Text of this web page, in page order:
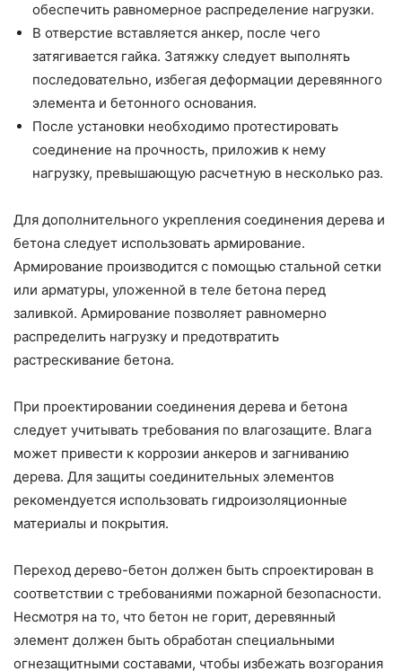
обеспечить равномерное распределение нагрузки.
В отверстие вставляется анкер, после чего
затягивается гайка. Затяжку следует выполнять
последовательно, избегая деформации деревянного
элемента и бетонного основания.
После установки необходимо протестировать
соединение на прочность, приложив к нему
нагрузку, превышающую расчетную в несколько раз.
Для дополнительного укрепления соединения дерева и
бетона следует использовать армирование.
Армирование производится с помощью стальной сетки
или арматуры, уложенной в теле бетона перед
заливкой. Армирование позволяет равномерно
распределить нагрузку и предотвратить
растрескивание бетона.
При проектировании соединения дерева и бетона
следует учитывать требования по влагозащите. Влага
может привести к коррозии анкеров и загниванию
дерева. Для защиты соединительных элементов
рекомендуется использовать гидроизоляционные
материалы и покрытия.
Переход дерево-бетон должен быть спроектирован в
соответствии с требованиями пожарной безопасности.
Несмотря на то, что бетон не горит, деревянный
элемент должен быть обработан специальными
огнезащитными составами, чтобы избежать возгорания